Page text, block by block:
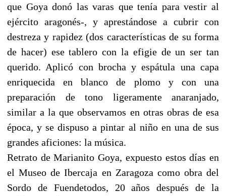
que Goya donó las varas que tenía para vestir al
ejército aragonés-, y aprestándose a cubrir con
destreza y rapidez (dos características de su forma
de hacer) ese tablero con la efigie de un ser tan
querido. Aplicó con brocha y espátula una capa
enriquecida en blanco de plomo y con una
preparación de tono ligeramente anaranjado,
similar a la que observamos en otras obras de esa
época, y se dispuso a pintar al niño en una de sus
grandes aficiones: la música.
Retrato de Marianito Goya, expuesto estos días en
el Museo de Ibercaja en Zaragoza como obra del
Sordo de Fuendetodos, 20 años después de la